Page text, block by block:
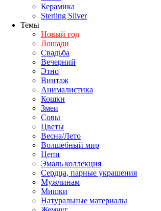
Керамика
Sterling Silver
Темы
Новый год
Лошади
Свадьба
Вечерний
Этно
Винтаж
Анималистика
Кошки
Змеи
Совы
Цветы
Весна/Лето
Волшебный мир
Цепи
Эмаль коллекция
Сердца, парные украшения
Мужчинам
Мишки
Натуральные материалы